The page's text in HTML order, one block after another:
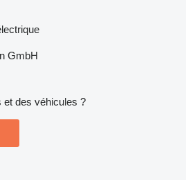
GmbH
et des véhicules ?